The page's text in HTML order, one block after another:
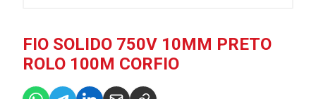
FIO SOLIDO 750V 10MM PRETO
ROLO 100M CORFIO